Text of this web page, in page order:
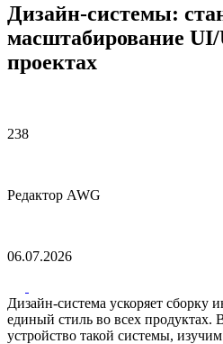
Дизайн-системы:
масштабирование
проектах
238
Редактор AWG
06.07.2026
Дизайн-система ускоряет сборку
единый стиль во всех продуктах.
устройство такой системы,